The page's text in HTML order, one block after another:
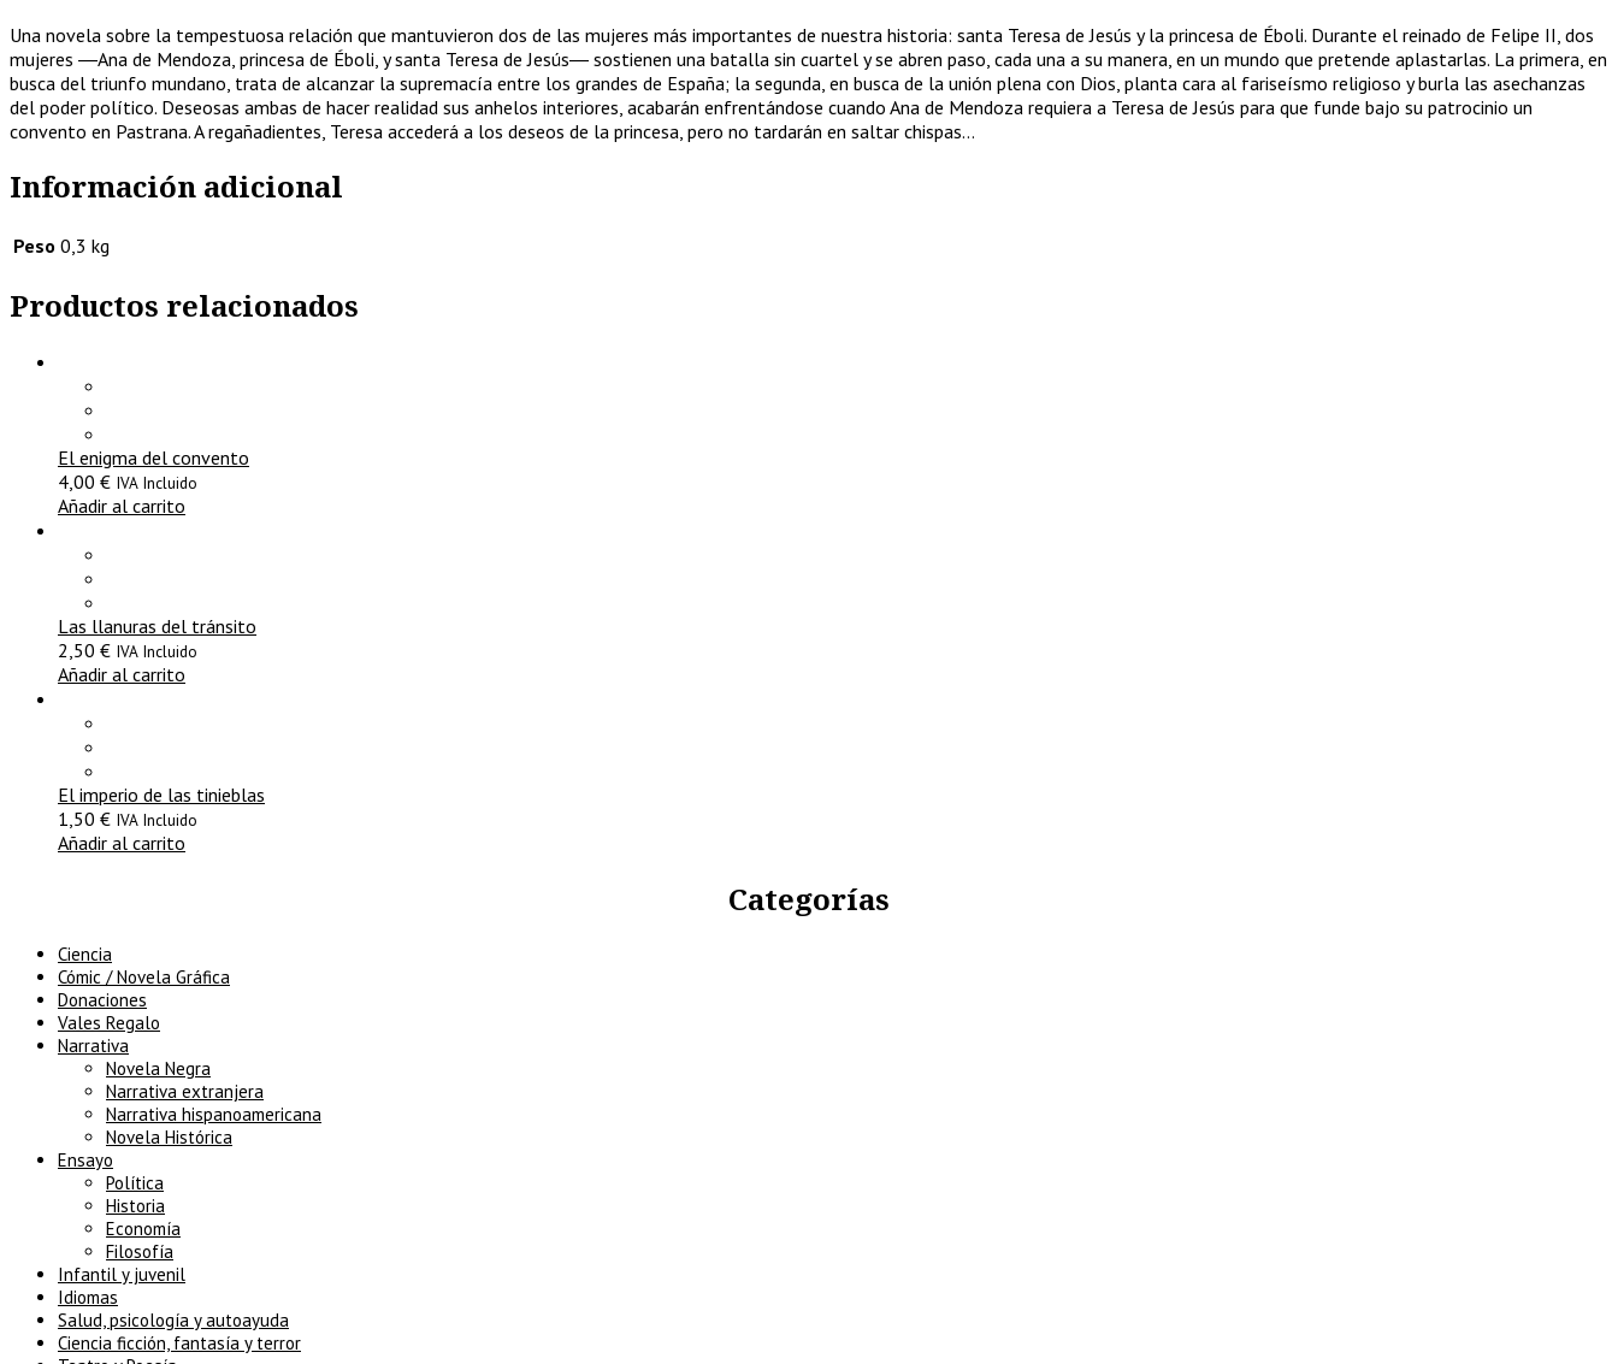
Una novela sobre la tempestuosa relación que mantuvieron dos de las mujeres más importantes de nuestra historia: santa Teresa de Jesús y la princesa de Éboli. Durante el reinado de Felipe II, dos
mujeres ―Ana de Mendoza, princesa de Éboli, y santa Teresa de Jesús― sostienen una batalla sin cuartel y se abren paso, cada una a su manera, en un mundo que pretende aplastarlas. La primera, en
busca del triunfo mundano, trata de alcanzar la supremacía entre los grandes de España; la segunda, en busca de la unión plena con Dios, planta cara al fariseísmo religioso y burla las asechanzas
del poder político. Deseosas ambas de hacer realidad sus anhelos interiores, acabarán enfrentándose cuando Ana de Mendoza requiera a Teresa de Jesús para que funde bajo su patrocinio un
convento en Pastrana. A regañadientes, Teresa accederá a los deseos de la princesa, pero no tardarán en saltar chispas…
Información adicional
Peso 0,3 kg
Productos relacionados
El enigma del convento
4,00 € IVA Incluido
Añadir al carrito
Las llanuras del tránsito
2,50 € IVA Incluido
Añadir al carrito
El imperio de las tinieblas
1,50 € IVA Incluido
Añadir al carrito
Categorías
Ciencia
Cómic / Novela Gráfica
Donaciones
Vales Regalo
Narrativa
Novela Negra
Narrativa extranjera
Narrativa hispanoamericana
Novela Histórica
Ensayo
Política
Historia
Economía
Filosofía
Infantil y juvenil
Idiomas
Salud, psicología y autoayuda
Ciencia ficción, fantasía y terror